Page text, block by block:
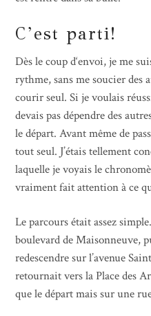
C’est parti!
Dès le coup d‘envoi, je me
rythme, sans me soucier des
courir seul. Si je voulais
devais pas dépendre des
le départ. Avant même de
tout seul. J’étais tellement
laquelle je voyais le
vraiment fait attention à ce
Le parcours était assez
boulevard de Maisonneuve,
redescendre sur l’avenue
retournait vers la Place des
que le départ mais sur une